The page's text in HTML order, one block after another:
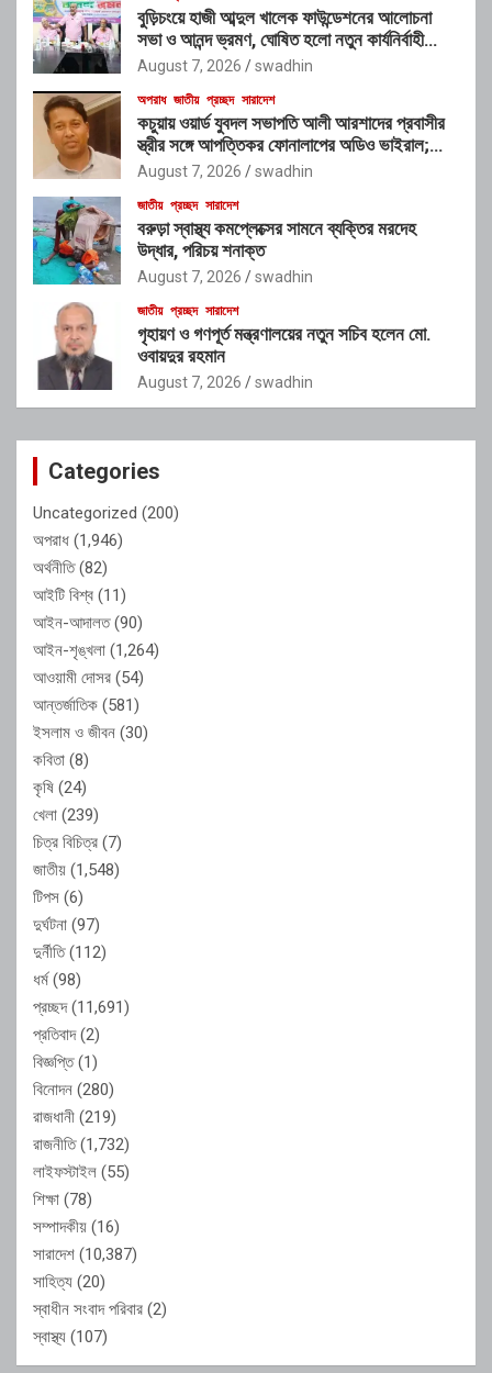
বুড়িচংয়ে হাজী আব্দুল খালেক ফাউন্ডেশনের আলোচনা
সভা ও আনন্দ ভ্রমণ, ঘোষিত হলো নতুন কার্যনির্বাহী
কমিটি
August 7, 2026 swadhin
অপরাধ জাতীয় প্রচ্ছদ সারাদেশ
কচুয়ায় ওয়ার্ড যুবদল সভাপতি আলী আরশাদের প্রবাসীর
স্ত্রীর সঙ্গে আপত্তিকর ফোনালাপের অডিও ভাইরাল;
শাস্তির দাবি এলাকাবাসীর
August 7, 2026 swadhin
জাতীয় প্রচ্ছদ সারাদেশ
বরুড়া স্বাস্থ্য কমপ্লেক্সের সামনে ব্যক্তির মরদেহ
উদ্ধার, পরিচয় শনাক্ত
August 7, 2026 swadhin
জাতীয় প্রচ্ছদ সারাদেশ
গৃহায়ণ ও গণপূর্ত মন্ত্রণালয়ের নতুন সচিব হলেন মো.
ওবায়দুর রহমান
August 7, 2026 swadhin
Categories
Uncategorized (200)
অপরাধ (1,946)
অর্থনীতি(82)
আইটি বিশ্ব (11)
আইন-আদালত(90)
আইন-শৃঙ্খলা (1,264)
আওয়ামী দোসর (54)
আন্তর্জাতিক (581)
ইসলাম ও জীবন (30)
কবিতা (8)
কৃষি (24)
খেলা (239)
চিত্র বিচিত্র (7)
জাতীয় (1,548)
টিপস (6)
দুর্ঘটনা (97)
দুর্নীতি(112)
ধর্ম(98)
প্রচ্ছদ(11,691)
প্রতিবাদ(2)
বিজ্ঞপ্তি(1)
বিনোদন (280)
রাজধানী (219)
রাজনীতি(1,732)
লাইফস্টাইল (55)
শিক্ষা (78)
সম্পাদকীয় (16)
সারাদেশ (10,387)
সাহিত্য (20)
স্বাধীন সংবাদ পরিবার (2)
স্বাস্থ্য (107)